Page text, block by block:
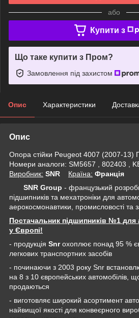
або
Купити з
Що таке купити з Пром?
Замовлення під захистом
Опис Характеристики
Опис
Опора стійки Peugeot 4007 (2007-13)
Номери аналоги: SM5657 , 802403 ,
Виробник: SNR Крaїна: Франція
SNR Group - французький
підшипників та мехатроніки для
аерокосмонавтики, промисловості та
Постачальник підшипників №1 для
у Європі!
- продукція Snrохоплює понад 95 %
легкових транспортних засобів
- починаючи з 2003 року Snr
на 8 з 10 європейських автомобілів,
продаються
- виготовляє широкий асортимент
найвищої якості для конвеєрного